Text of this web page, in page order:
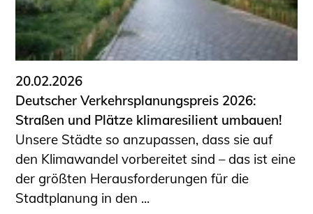
20.02.2026
Deutscher Verkehrsplanungspreis 2026:
Straßen und Plätze klimaresilient umbauen!
Unsere Städte so anzupassen, dass sie auf
den Klimawandel vorbereitet sind – das ist eine
der größten Herausforderungen für die
Stadtplanung in den ...